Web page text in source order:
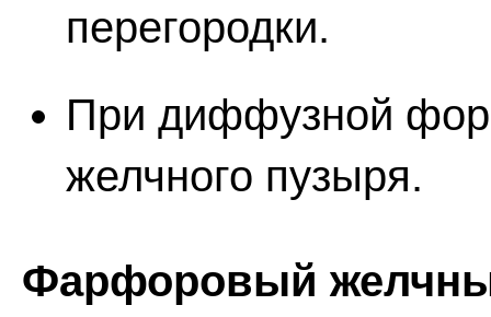
перегородки.
При диффузной
желчного пузыря.
Фарфоровый